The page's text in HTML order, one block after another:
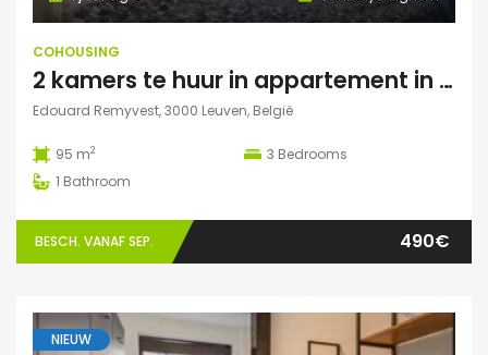
COHOUSING
2 kamers te huur in appartement in Leuven
Edouard Remyvest, 3000 Leuven, België
95 m2 3 Bedrooms
1 Bathroom
BESCH. VANAF SEP. 490€
NIEUW